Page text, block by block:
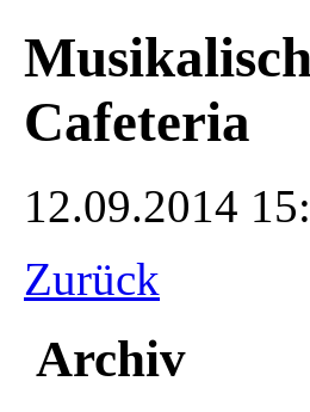
Cafeteria
12.09.2014
Zurück
Archiv